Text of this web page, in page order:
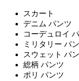
スカート
デニム パンツ
コーデュロイ
ミリタリー パ
スウェット パ
総柄 パンツ
ポリ パンツ